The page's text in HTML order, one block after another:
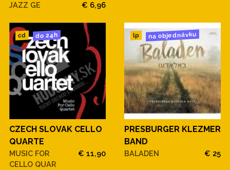
JAZZ GE
€ 6,96
cd do 24h
CZECH SLOVAK CELLO
QUARTE
MUSIC FOR
CELLO QUAR
€ 11,90
lp na objednávku
PRESBURGER KLEZMER
BAND
BALADEN € 25